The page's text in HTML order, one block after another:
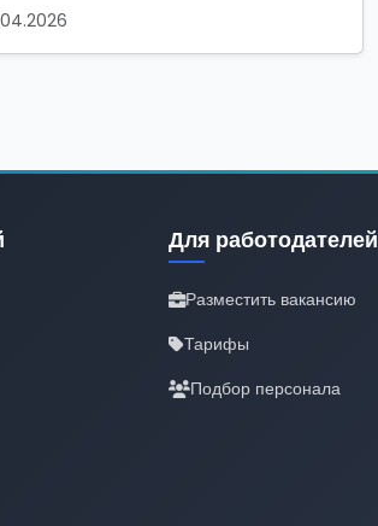
Для работодателей
Разместить вакансию
Тарифы
Подбор персонала